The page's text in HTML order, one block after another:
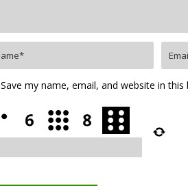
Save my name, email, and website in